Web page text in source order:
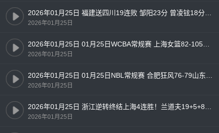
2026年01月25日
2026年01月25日
2026年01月25日
2026年01月25日